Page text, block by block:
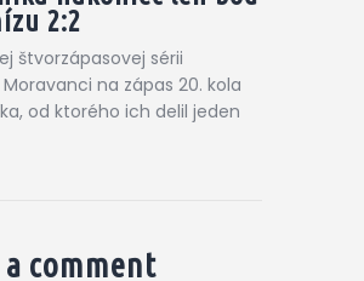
2:2
štvorzápasovej sérii
na zápas 20. kola
od ktorého ich delil jeden
a comment